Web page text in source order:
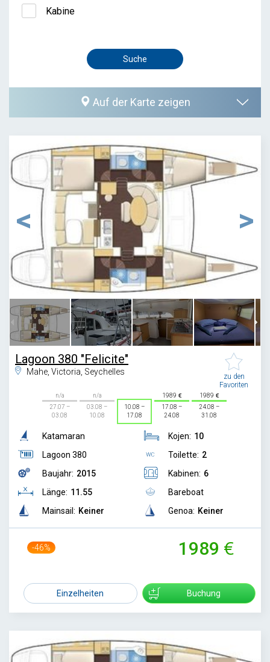
Kabine
Auf der Karte zeigen
17
Lagoon 380 "Felicite"
Mahe, Victoria, Seychelles
zu den
Favoriten
n/a
27.07 –
03.08
n/a
03.08 –
10.08
10.08 –
17.08
1989
17.08 –
24.08
1989
24.08 –
31.08
Katamaran
Lagoon 380
Baujahr: 2015
Länge: 11.55
Mainsail: Keiner
Kojen: 10
Toilette: 2
Kabinen: 6
Bareboat
Genoa: Keiner
-46% 1989
Einzelheiten Buchung